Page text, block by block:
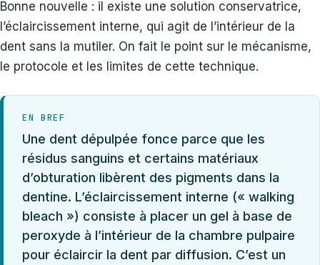
Bonne nouvelle : il existe une solution conservatrice,
l’éclaircissement interne, qui agit de l’intérieur de la
dent sans la mutiler. On fait le point sur le mécanisme,
le protocole et les limites de cette technique.
EN BREF
Une dent dépulpée fonce parce que les
résidus sanguins et certains matériaux
d’obturation libèrent des pigments dans la
dentine. L’éclaircissement interne (« walking
bleach ») consiste à placer un gel à base de
peroxyde à l’intérieur de la chambre pulpaire
pour éclaircir la dent par diffusion. C’est un